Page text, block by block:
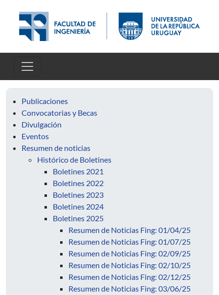
Publicaciones
Convocatorias y Becas
Divulgación
Eventos
Resumen de noticias
Histórico de Boletines
Boletines 2021
Boletines 2022
Boletines 2023
Boletines 2024
Boletines 2025
Resumen de Noticias Fing: 01/04/25
Resumen de Noticias Fing: 01/07/25
Resumen de Noticias Fing: 02/09/25
Resumen de Noticias Fing: 02/10/25
Resumen de Noticias Fing: 02/12/25
Resumen de Noticias Fing: 03/06/25